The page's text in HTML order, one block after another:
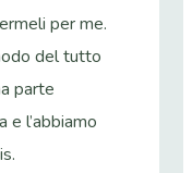
per me.
del tutto
parte
l’abbiamo